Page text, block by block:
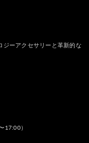
ジーアクセサリーと革新的な
17:00）